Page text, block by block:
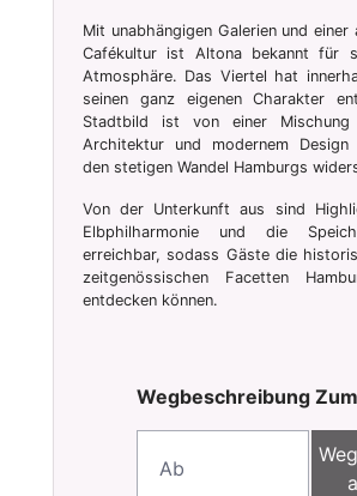
Mit unabhängigen Galerien und einer
Cafékultur ist Altona bekannt für
Atmosphäre. Das Viertel hat
seinen ganz eigenen Charakter
Stadtbild ist von einer Mischung
Architektur und modernem
den stetigen Wandel Hamburgs
Von der Unterkunft aus sind
Elbphilharmonie und die
erreichbar, sodass Gäste die
zeitgenössischen Facetten
entdecken können.
Wegbeschreibung